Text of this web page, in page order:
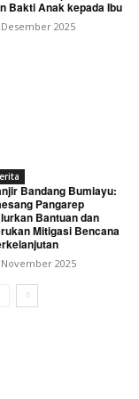
Bakti Anak kepada Ibu
2025
Bandang Bumiayu:
Pangarep
Bantuan dan
Mitigasi Bencana
November 2025